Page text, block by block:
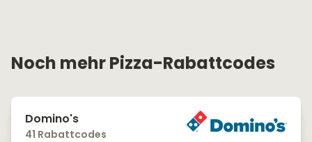
Noch mehr Pizza-Rabattcodes
Domino's
41 Rabattcodes